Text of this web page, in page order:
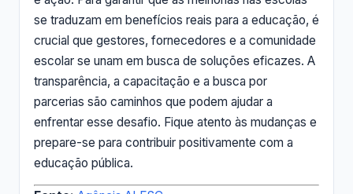
se traduzam em benefícios reais para a educação, é
crucial que gestores, fornecedores e a comunidade
escolar se unam em busca de soluções eficazes. A
transparência, a capacitação e a busca por
parcerias são caminhos que podem ajudar a
enfrentar esse desafio. Fique atento às mudanças e
prepare-se para contribuir positivamente com a
educação pública.